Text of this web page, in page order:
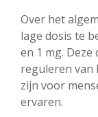
Over het
lage dosis te
en 1 mg.
reguleren van
zijn voor
ervaren.